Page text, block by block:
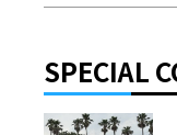
SPECIAL